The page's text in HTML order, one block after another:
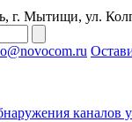
г. Мытищи, ул.
каналов